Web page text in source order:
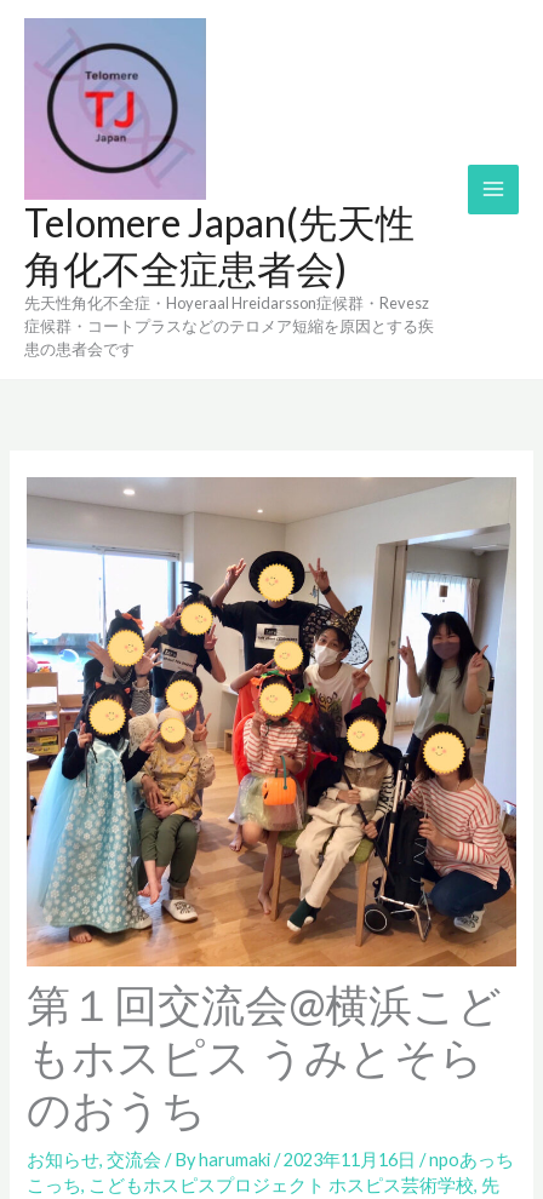
Telomere Japan(先天性
角化不全症患者会)
先天性角化不全症・Hoyeraal Hreidarsson症候群・Revesz
症候群・コートプラスなどのテロメア短縮を原因とする疾
患の患者会です
第１回交流会@横浜こど
もホスピス うみとそら
のおうち
お知らせ,交流会 / Byharumaki/2023年11月16日/npoあっち
こっち, こどもホスピスプロジェクト ホスピス芸術学校, 先